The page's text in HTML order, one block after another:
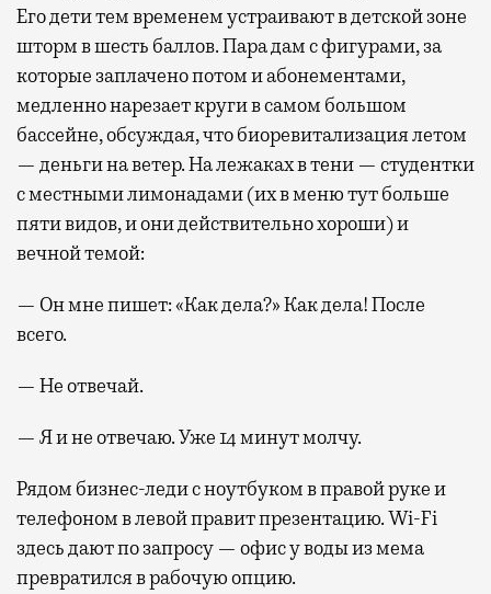
Его дети тем временем устраивают в детской зоне
шторм в шесть баллов. Пара дам с фигурами, за
которые заплачено потом и абонементами,
медленно нарезает круги в самом большом
бассейне, обсуждая, что биоревитализация летом
— деньги на ветер. На лежаках в тени — студентки
с местными лимонадами (их в меню тут больше
пяти видов, и они действительно хороши) и
вечной темой:
— Он мне пишет: «Как дела?» Как дела! После
всего.
— Не отвечай.
— Я и не отвечаю. Уже 14 минут молчу.
Рядом бизнес-леди с ноутбуком в правой руке и
телефоном в левой правит презентацию. Wi-Fi
здесь дают по запросу — офис у воды из мема
превратился в рабочую опцию.